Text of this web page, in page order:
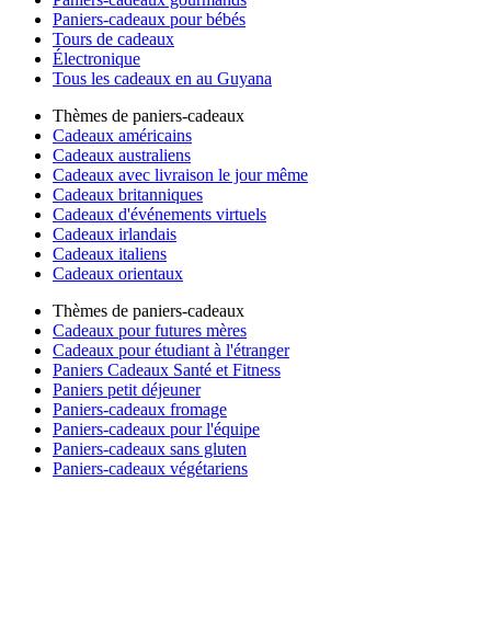
Paniers-cadeaux pour bébés
Tours de cadeaux
Électronique
Tous les cadeaux en au Guyana
Thèmes de paniers-cadeaux
Cadeaux américains
Cadeaux australiens
Cadeaux avec livraison le jour même
Cadeaux britanniques
Cadeaux d'événements virtuels
Cadeaux irlandais
Cadeaux italiens
Cadeaux orientaux
Thèmes de paniers-cadeaux
Cadeaux pour futures mères
Cadeaux pour étudiant à l'étranger
Paniers Cadeaux Santé et Fitness
Paniers petit déjeuner
Paniers-cadeaux fromage
Paniers-cadeaux pour l'équipe
Paniers-cadeaux sans gluten
Paniers-cadeaux végétariens